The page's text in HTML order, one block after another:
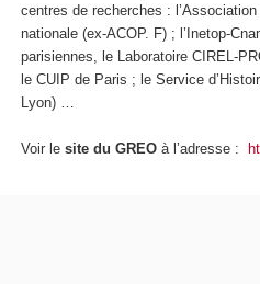
centres de recherches :
nationale (ex-ACOP. F) ; l’Inetop-
parisiennes, le Laboratoire CIREL-
le CUIP de Paris ; le Service
Lyon) …
Voir le site du GREO à l’adresse :